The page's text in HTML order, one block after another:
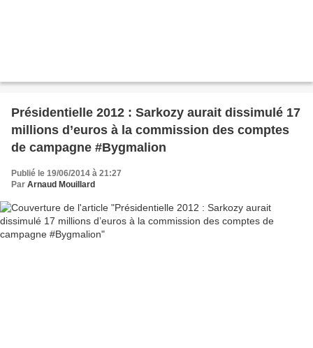
Présidentielle 2012 : Sarkozy aurait dissimulé 17
millions d’euros à la commission des comptes
de campagne #Bygmalion
Publié le 19/06/2014 à 21:27
Par Arnaud Mouillard